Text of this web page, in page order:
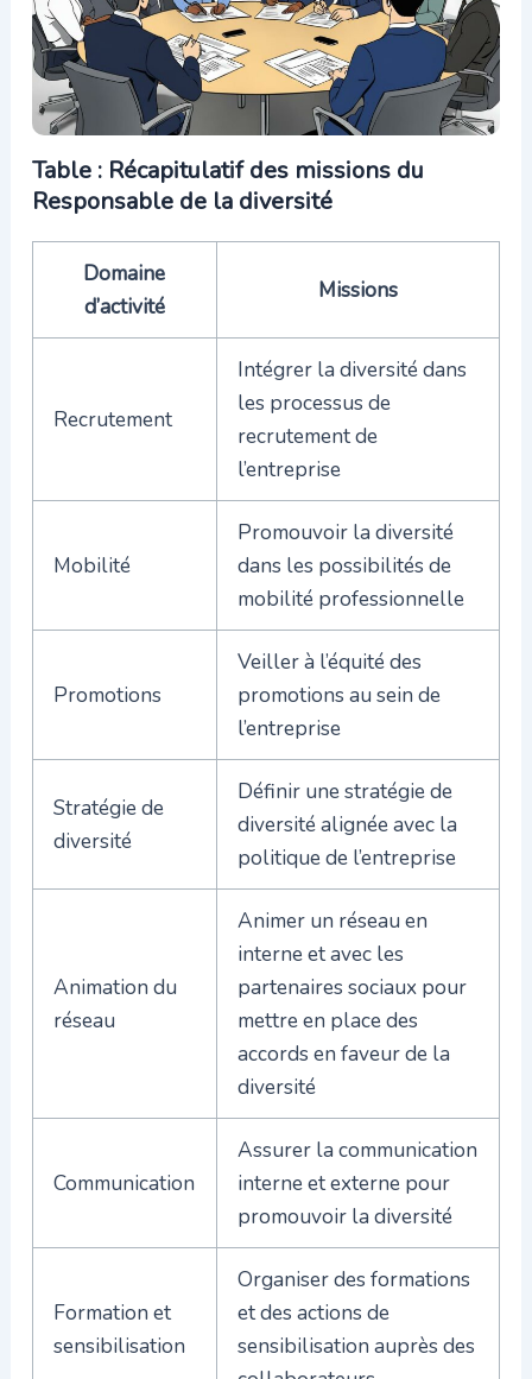
Table : Récapitulatif des missions du
Responsable de la diversité
Domaine
d’activité
Missions
Recrutement
Intégrer la diversité dans
les processus de
recrutement de
l’entreprise
Mobilité
Promouvoir la diversité
dans les possibilités de
mobilité professionnelle
Promotions
Veiller à l’équité des
promotions au sein de
l’entreprise
Stratégie de
diversité
Définir une stratégie de
diversité alignée avec la
politique de l’entreprise
Animation du
réseau
Animer un réseau en
interne et avec les
partenaires sociaux pour
mettre en place des
accords en faveur de la
diversité
Communication
Assurer la communication
interneet externe pour
promouvoir la diversité
Formation et
sensibilisation
Organiser des formations
et des actions de
sensibilisation auprès des